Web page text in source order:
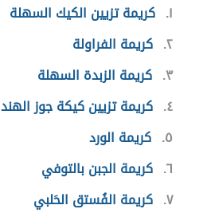
١ كريمة تزيين الكيك السهلة
٢ كريمة الفراولة
٣ كريمة الزبدة السهلة
٤ كريمة تزيين كيكة جوز الهند
٥ كريمة الورد
٦ كريمة الجبن بالتوفي
٧ كريمة الفُستق الحَلبي